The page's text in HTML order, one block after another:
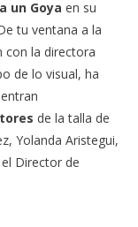
un Goya en su
tu ventana a la
con la directora
de lo visual, ha
de la talla de
Yolanda Aristegui,
Director de